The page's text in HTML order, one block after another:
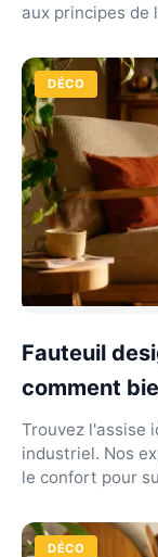
aux principes de
DÉCO
Fauteuil
comment
Trouvez l'assise
industriel. Nos
le confort pour
DÉCO